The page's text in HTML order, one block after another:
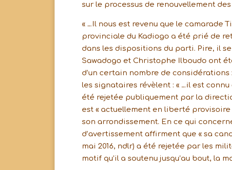
sur le processus de renouvellement
« …Il nous est revenu que le camarade
provinciale du Kadiogo a été prié de
dans les dispositions du parti. Pire, il
Sawadogo et Christophe Ilboudo ont
d’un certain nombre de
les signataires révèlent : « …il est
été rejetée publiquement par la
est « actuellement en liberté
son arrondissement. En ce qui
d’avertissement affirment que « sa
mai 2016, ndlr) a été rejetée par les
motif qu’il a soutenu jusqu’au bout, la